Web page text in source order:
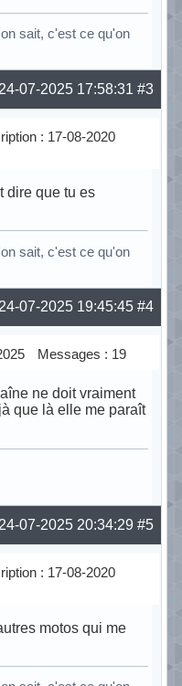
sait, c'est ce qu'on
#3
24-07-2025 17:58:31
: 17-08-2020
dire que tu es
sait, c'est ce qu'on
#4
24-07-2025 19:45:45
Messages : 19
ne doit vraiment
que là elle me paraît
#5
24-07-2025 20:34:29
: 17-08-2020
motos qui me